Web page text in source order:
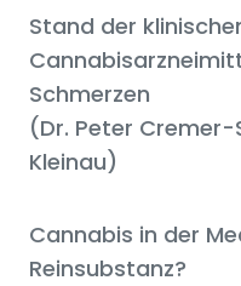
Stand der
Schmerzen
(Dr. Peter Cremer-
Kleinau)
Cannabis in der
Reinsubstanz?